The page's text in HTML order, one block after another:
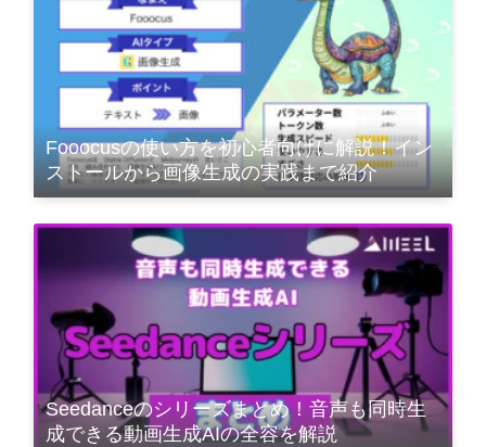
Fooocusの使い方を初心者向けに解説！イン
ストールから画像生成の実践まで紹介
Seedanceのシリーズまとめ！音声も同時生
成できる動画生成AIの全容を解説